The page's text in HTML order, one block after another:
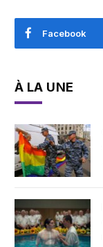
Facebook
À LA UNE